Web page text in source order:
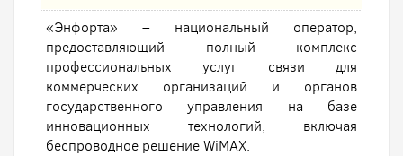
«Энфорта» – национальный оператор,
предоставляющий полный комплекс
профессиональных услуг связи для
коммерческих организаций и органов
государственного управления на базе
инновационных технологий, включая
беспроводное решение WiMAX.